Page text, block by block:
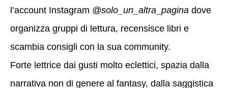
l’account Instagram @solo_un_altra_pagina dove
organizza gruppi di lettura, recensisce libri e
scambia consigli con la sua community.
Forte lettrice dai gusti molto eclettici, spazia dalla
narrativa non di genere al fantasy, dalla saggistica